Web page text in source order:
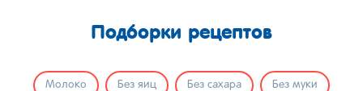
Подборки рецептов
Молоко Без яиц Без сахара Без муки